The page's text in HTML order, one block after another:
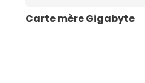
Carte mère Gigabyte